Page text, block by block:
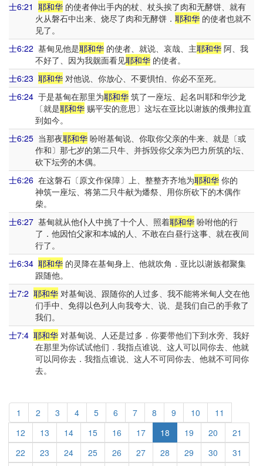
士6:21 耶和华 的使者伸出手内的杖、杖头挨了肉和无酵饼、就有
火从磐石中出来、烧尽了肉和无酵饼． 耶和华的使者也就不
见了。
士6:22 基甸见他是耶和华 的使者、就说、哀哉、主耶和华 阿、我
不好了、因为我觌面看见耶和华的使者。
士6:23 耶和华 对他说、你放心、不要惧怕、你必不至死。
士6:24 于是基甸在那里为耶和华 筑了一座坛、起名叫耶和华沙龙
〔就是耶和华赐平安的意思〕这坛在亚比以谢族的俄弗拉直
到如今。
士6:25 当那夜耶和华 吩咐基甸说、你取你父亲的牛来、就是〔或
作和〕那七岁的第二只牛、并拆毁你父亲为巴力所筑的坛、
砍下坛旁的木偶。
士6:26 在这磐石〔原文作保障〕上、整整齐齐地为耶和华 你的
神筑一座坛、将第二只牛献为燔祭、用你所砍下的木偶作
柴。
士6:27 基甸就从他仆人中挑了十个人、照着耶和华 吩咐他的行
了．他因怕父家和本城的人、不敢在白昼行这事、就在夜间
行了。
士6:34 耶和华 的灵降在基甸身上、他就吹角．亚比以谢族都聚集
跟随他。
士7:2 耶和华 对基甸说、跟随你的人过多、我不能将米甸人交在他
们手中、免得以色列人向我夸大、说、是我们自己的手救了
我们。
士7:4 耶和华 对基甸说、人还是过多．你要带他们下到水旁、我好
在那里为你试试他们．我指点谁说、这人可以同你去、他就
可以同你去．我指点谁说、这人不可同你去、他就不可同你
去。
1 2 3 4 5 6 7 8 9 10
11
12
13 14 15 16 17 18 19 20
21
22
23 24 25 26 27 28 29 30
31